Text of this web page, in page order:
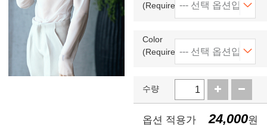
(Required)
Color
(Required)
수량
옵션 적용가 24,000원